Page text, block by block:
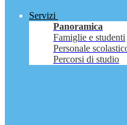
Servizi
Panoramica
Famiglie e studenti
Personale
Percorsi di studio